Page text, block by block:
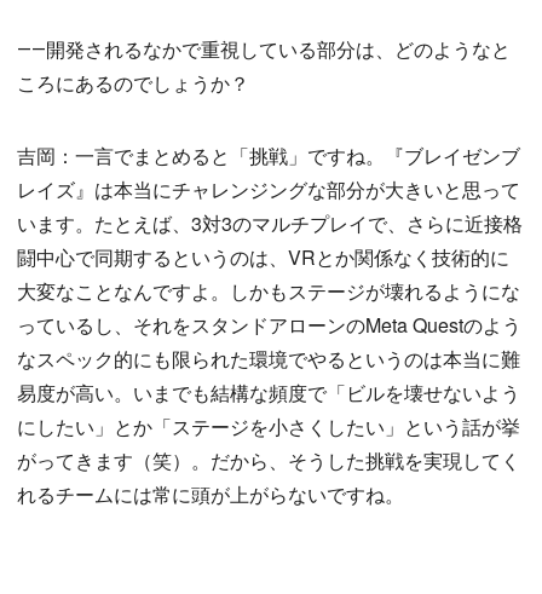
――開発されるなかで重視している部分は、どのようなと
ころにあるのでしょうか？
吉岡：一言でまとめると「挑戦」ですね。『ブレイゼンブ
レイズ』は本当にチャレンジングな部分が大きいと思って
います。たとえば、3対3のマルチプレイで、さらに近接格
闘中心で同期するというのは、VRとか関係なく技術的に
大変なことなんですよ。しかもステージが壊れるようにな
っているし、それをスタンドアローンのMeta Questのよう
なスペック的にも限られた環境でやるというのは本当に難
易度が高い。いまでも結構な頻度で「ビルを壊せないよう
にしたい」とか「ステージを小さくしたい」という話が挙
がってきます（笑）。だから、そうした挑戦を実現してく
れるチームには常に頭が上がらないですね。